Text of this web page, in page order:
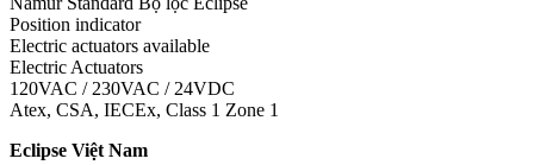
Position indicator
Electric actuators available
Electric Actuators
120VAC / 230VAC / 24VDC
Atex, CSA, IECEx, Class 1 Zone 1
Eclipse Việt Nam